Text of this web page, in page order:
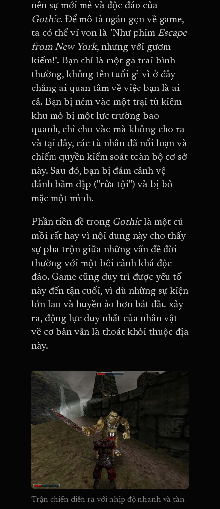
nên sự mới mẻ và độc đáo của
Gothic. Để mô tả ngắn gọn về game,
ta có thể ví von là "Như phim Escape
from New York, nhưng với gươm
kiếm!". Bạn chỉ là một gã trai bình
thường, không tên tuổi gì vì ở đây
chẳng ai quan tâm về việc bạn là ai
cả. Bạn bị ném vào một trại tù kiêm
khu mỏ bị một lực trường bao
quanh, chỉ cho vào mà không cho ra
và tại đây, các tù nhân đã nổi loạn và
chiếm quyền kiểm soát toàn bộ cơ sở
này. Sau đó, bạn bị đám cảnh vệ
đánh bầm dập ("rửa tội") và bị bỏ
mặc một mình.
Phần tiền đề trong Gothic là một cú
mồi rất hay vì nội dung này cho thấy
sự pha trộn giữa những vấn đề đời
thường với một bối cảnh khá độc
đáo. Game cũng duy trì được yếu tố
này đến tận cuối, vì dù những sự kiện
lớn lao và huyền ảo hơn bắt đầu xảy
ra, động lực duy nhất của nhân vật
về cơ bản vẫn là thoát khỏi thuộc địa
này.
Trận chiến diễn ra với nhịp độ nhanh và tàn